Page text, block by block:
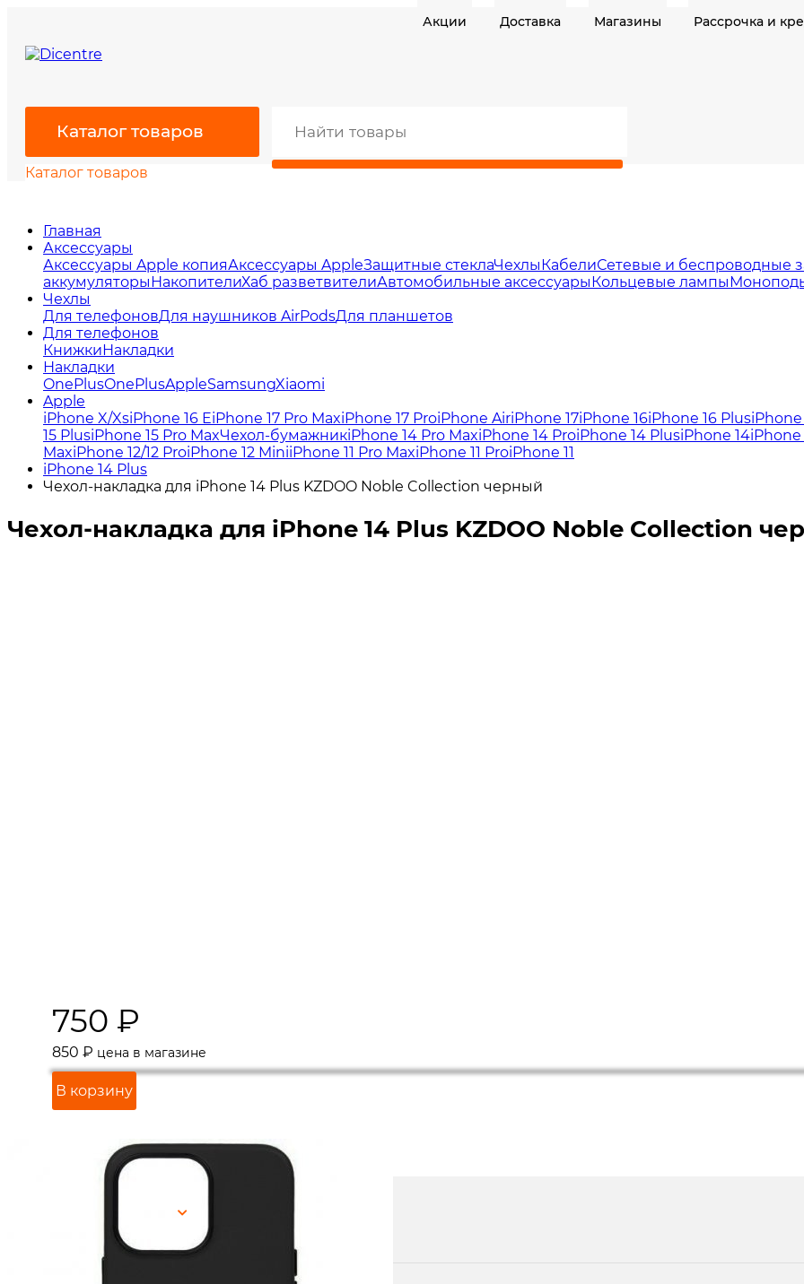
Акции Доставка Магазины Рассрочка и
Каталог товаров
Каталог товаров
Главная
Аксессуары
Аксессуары Apple копияАксессуары AppleЗащитные стеклаЧехлыКабелиСетевые и беспроводные
аккумуляторыНакопителиХаб разветвителиАвтомобильные аксессуарыКольцевые лампы
Чехлы
Для телефоновДля наушников AirPodsДля планшетов
Для телефонов
КнижкиНакладки
Накладки
OnePlusOnePlusAppleSamsungXiaomi
Apple
iPhone X/XsiPhone 16 EiPhone 17 Pro MaxiPhone 17 ProiPhone AiriPhone 17iPhone 16iPhone 16 PlusiPhone
15 PlusiPhone 15 Pro MaxЧехол-бумажникiPhone 14 Pro MaxiPhone 14 ProiPhone 14 PlusiPhone 14iPhone
MaxiPhone 12/12 ProiPhone 12 MiniiPhone 11 Pro MaxiPhone 11 ProiPhone 11
iPhone 14 Plus
Чехол-накладка для iPhone 14 Plus KZDOO Noble Collection черный
Чехол-накладка для iPhone 14 Plus KZDOO Noble Collection
750 ₽
850 ₽ цена в магазине
В корзину
Наличие в магазинах:0 Показать
г. Краснодар, ТК Медиаплаза:
Доставка по городу сегодня
пятница, 7 августа
Доставка по городу завтра